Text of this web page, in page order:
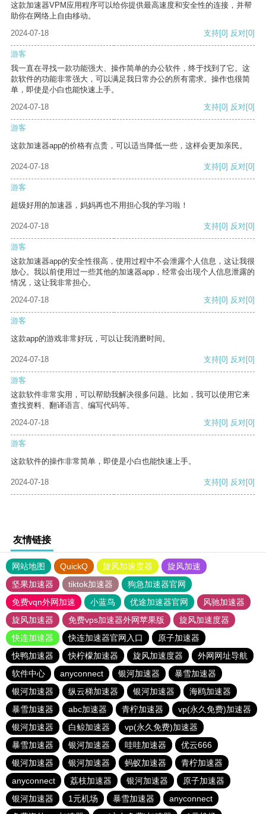
这款加速器VPM应用程序可以给你提供最高速度和安全性的连接，并帮
助你在网络上自由移动。
2024-07-18
支持[0] 反对[0]
游客
我一直在寻找一款功能强大、操作简单的办公软件，终于找到了它。这
款软件的功能非常强大，可以满足我日常办公的所有需求。操作也很简
单，即使是小白也能快速上手。
2024-07-18
支持[0] 反对[0]
游客
这款加速器app的价格有点贵，可以适当降低一些，这样会更加亲民。
2024-07-18 支持[0] 反对[0]
游客
超级好用的加速器，妈妈再也不用担心我的学习啦！
2024-07-18 支持[0] 反对[0]
游客
这款加速器app的安全性很高，使用过程中不会泄露个人信息，这让我很
放心。我以前使用过一些其他的加速器app，经常会出现个人信息泄露的
情况，这让我非常担心。
2024-07-18
支持[0] 反对[0]
游客
这款app的游戏非常好玩，可以让我消磨时间。
2024-07-18 支持[0] 反对[0]
游客
这款软件非常实用，可以帮助我解决很多问题。比如，我可以使用它来
查找资料、翻译语言、编写代码等。
2024-07-18
支持[0] 反对[0]
游客
这款软件的操作非常简单，即使是小白也能快速上手。
2024-07-18 支持[0] 反对[0]
友情链接
网站地图 QuickQ 旋风加速度器
旋风加速
坚果加速器
tiktok加速器
狗急加速器官网
免费vqn外网加速
小蓝鸟 优途加速器官网
风驰加速器
旋风加速器
免费vps加速器外网苹果版
旋风加速度器
快连加速器
快连加速器官网入口
原子加速器
快鸭加速器
快柠檬加速器 旋风加速度器
外网网址导航
软件中心
anyconnect 银河加速器
暴雪加速器
银河加速器
纵云梯加速器 银河加速器
海鸥加速器
暴雪加速器
abc加速器 青柠加速器
vp(永久免费)加速器
银河加速器
白鲸加速器
vp(永久免费)加速器
暴雪加速器
银河加速器 哇哇加速器
优云666
银河加速器
银河加速器 蚂蚁加速器
青柠加速器
anyconnect
荔枝加速器 银河加速器
原子加速器
银河加速器
1元机场 暴雪加速器
anyconnect